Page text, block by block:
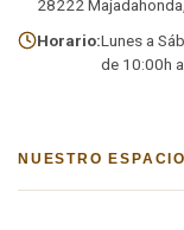
28222
Horario:Lunes a
de 10:00h
NUESTRO ESPACIO